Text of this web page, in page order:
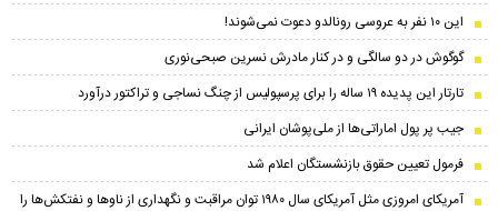
این ۱۰ نفر به عروسی رونالدو دعوت نمی‌شوند!
گوگوش در دو سالگی و در کنار مادرش نسرین صبحی‌نوری
تارتار این پدیده ۱۹ ساله را برای پرسپولیس از چنگ نساجی و تراکتور درآورد
جیب پر پول اماراتی‌ها از ملی‌پوشان ایرانی
فرمول تعیین حقوق بازنشستگان اعلام شد
آمریکای امروزی مثل آمریکای سال ۱۹۸۰ توان مراقبت و نگهداری از ناو‌ها و نفتکش‌ها را